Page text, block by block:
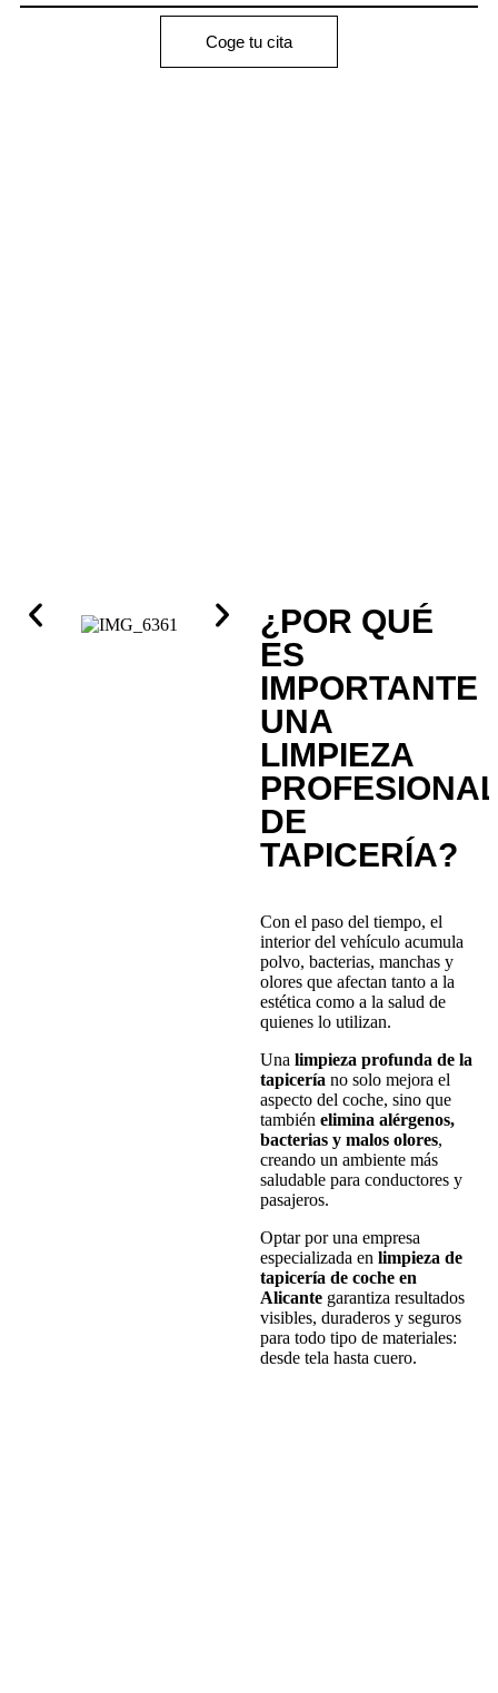
Coge tu cita
¿POR QUÉ
ES
IMPORTANTE
UNA
LIMPIEZA
PROFESIONAL
DE
TAPICERÍA?
Con el paso del tiempo, el
interior del vehículo acumula
polvo, bacterias, manchas y
olores que afectan tanto a la
estética como a la salud de
quienes lo utilizan.
Una limpieza profunda de la
tapicería no solo mejora el
aspecto del coche, sino que
también elimina alérgenos,
bacterias y malos olores,
creando un ambiente más
saludable para conductores y
pasajeros.
Optar por una empresa
especializada en limpieza de
tapicería de coche en
Alicante garantiza resultados
visibles, duraderos y seguros
para todo tipo de materiales:
desde tela hasta cuero.